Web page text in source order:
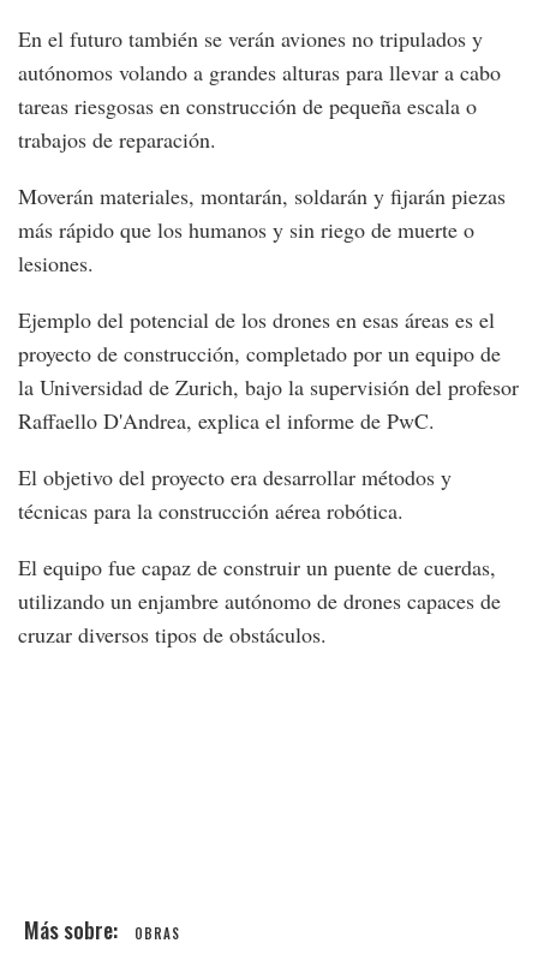
En el futuro también se verán aviones no tripulados y
autónomos volando a grandes alturas para llevar a cabo
tareas riesgosas en construcción de pequeña escala o
trabajos de reparación.
Moverán materiales, montarán, soldarán y fijarán piezas
más rápido que los humanos y sin riego de muerte o
lesiones.
Ejemplo del potencial de los drones en esas áreas es el
proyecto de construcción, completado por un equipo de
la Universidad de Zurich, bajo la supervisión del profesor
Raffaello D'Andrea, explica el informe de PwC.
El objetivo del proyecto era desarrollar métodos y
técnicas para la construcción aérea robótica.
El equipo fue capaz de construir un puente de cuerdas,
utilizando un enjambre autónomo de drones capaces de
cruzar diversos tipos de obstáculos.
OBRAS